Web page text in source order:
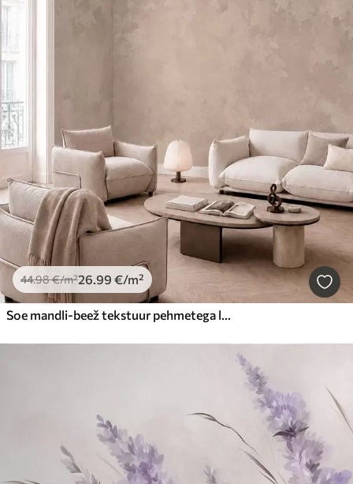
44.98€/m²26.99 €/m²
Soe mandli-beež tekstuur pehmetega looduslike toonide üleminekutega